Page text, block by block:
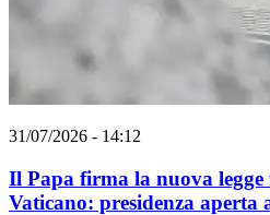
31/07/2026 - 14:12
Il Papa firma la nuova legge
Vaticano: presidenza aperta